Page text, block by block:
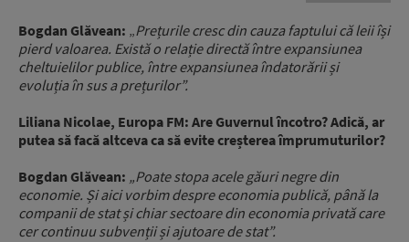
Bogdan Glăvean: „Prețurile cresc din cauza faptului că leii își
pierd valoarea. Există o relație directă între expansiunea
cheltuielilor publice, între expansiunea îndatorării și
evoluția în sus a prețurilor”.
Liliana Nicolae, Europa FM: Are Guvernul încotro? Adică, ar
putea să facă altceva ca să evite creșterea împrumuturilor?
Bogdan Glăvean: „Poate stopa acele găuri negre din
economie. Și aici vorbim despre economia publică, până la
companii de stat și chiar sectoare din economia privată care
cer continuu subvenții și ajutoare de stat”.